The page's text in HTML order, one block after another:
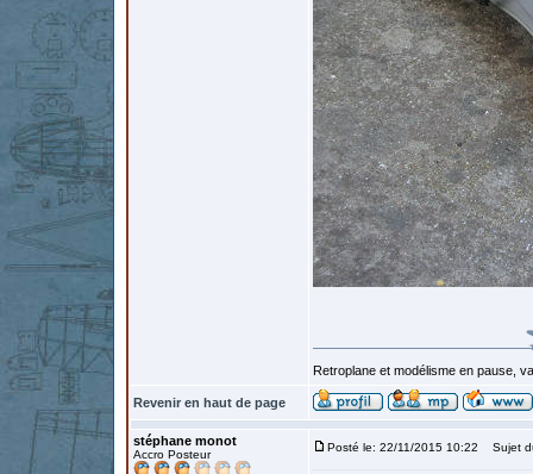
Retroplane et modélisme en pause,
Revenir en haut de page
stéphane monot
Accro Posteur
Posté le: 22/11/2015 10:22 Sujet